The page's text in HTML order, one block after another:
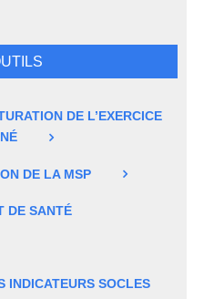
DE L’EXERCICE
DE LA MSP
DE SANTÉ
INDICATEURS SOCLES